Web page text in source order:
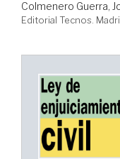
Colmenero Guerra,
Editorial Tecnos.